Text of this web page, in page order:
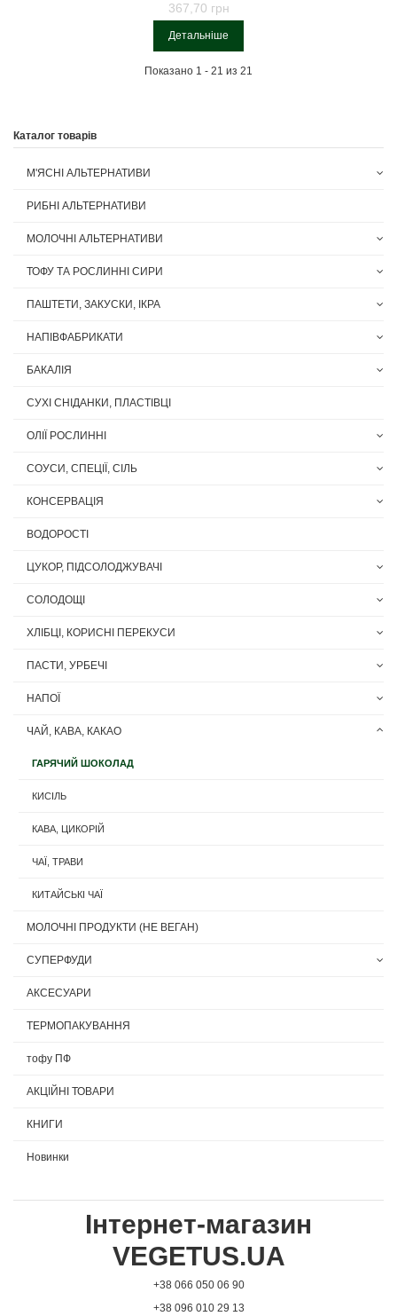
367,70 грн
Детальніше
Показано 1 - 21 из 21
Каталог товарів
М'ЯСНІ АЛЬТЕРНАТИВИ
РИБНІ АЛЬТЕРНАТИВИ
МОЛОЧНІ АЛЬТЕРНАТИВИ
ТОФУ ТА РОСЛИННІ СИРИ
ПАШТЕТИ, ЗАКУСКИ, ІКРА
НАПІВФАБРИКАТИ
БАКАЛІЯ
СУХІ СНІДАНКИ, ПЛАСТІВЦІ
ОЛІЇ РОСЛИННІ
СОУСИ, СПЕЦІЇ, СІЛЬ
КОНСЕРВАЦІЯ
ВОДОРОСТІ
ЦУКОР, ПІДСОЛОДЖУВАЧІ
СОЛОДОЩІ
ХЛІБЦІ, КОРИСНІ ПЕРЕКУСИ
ПАСТИ, УРБЕЧІ
НАПОЇ
ЧАЙ, КАВА, КАКАО
ГАРЯЧИЙ ШОКОЛАД
КИСІЛЬ
КАВА, ЦИКОРІЙ
ЧАЇ, ТРАВИ
КИТАЙСЬКІ ЧАЇ
МОЛОЧНІ ПРОДУКТИ (НЕ ВЕГАН)
СУПЕРФУДИ
АКСЕСУАРИ
ТЕРМОПАКУВАННЯ
тофу ПФ
АКЦІЙНІ ТОВАРИ
КНИГИ
Новинки
Інтернет-магазин
VEGETUS.UA
+38 066 050 06 90
+38 096 010 29 13